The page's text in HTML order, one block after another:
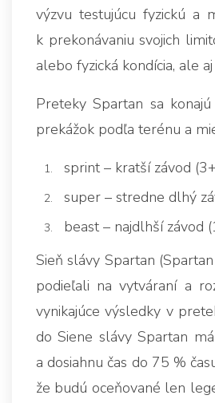
výzvu testujúcu fyzickú a
k prekonávaniu svojich
alebo fyzická kondícia, ale
Preteky Spartan sa
prekážok podľa terénu a
sprint – kratší závod
super – stredne dlhý
beast – najdlhší závod
Sieň slávy Spartan
podieľali na vytváraní a
vynikajúce výsledky v
do Siene slávy Spartan
a dosiahnu čas do 75 %
že budú oceňované len